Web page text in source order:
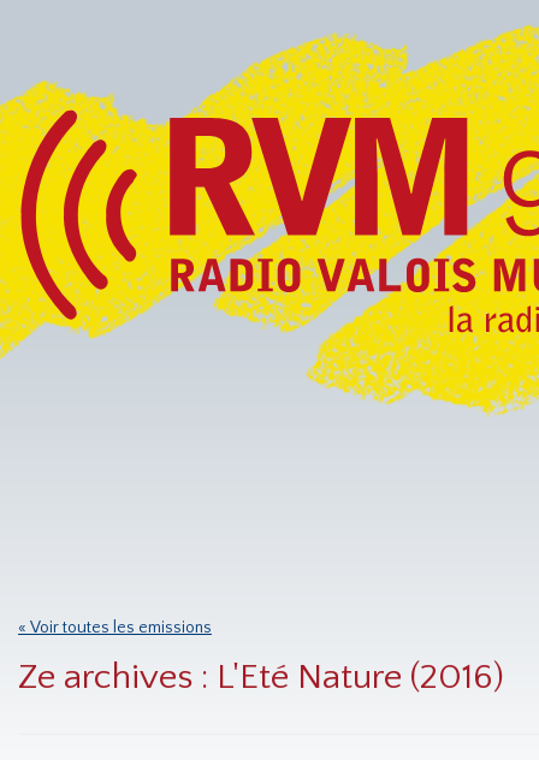
« Voir toutes les emissions
Ze archives : L'Eté Nature (2016)